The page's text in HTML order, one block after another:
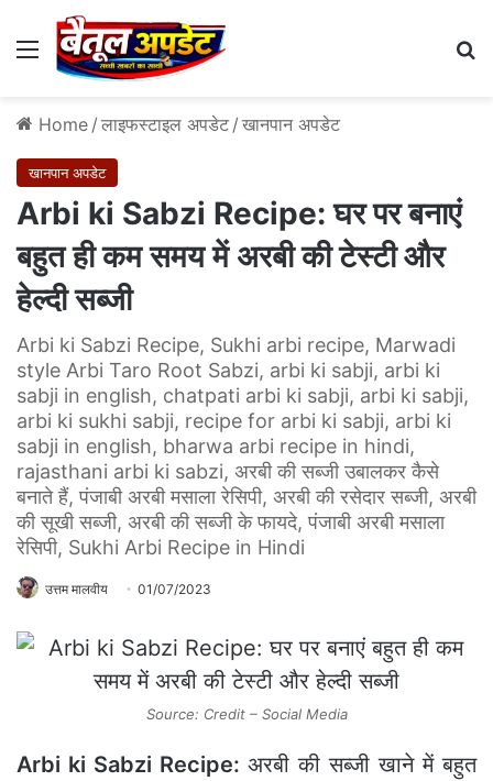
Menu
Home / लाइफस्टाइल अपडेट / खानपान अपडेट
खानपान अपडेट
Arbi ki Sabzi Recipe: घर पर बनाएं
बहुत ही कम समय में अरबी की टेस्‍टी और
हेल्‍दी सब्‍जी
Arbi ki Sabzi Recipe, Sukhi arbi recipe, Marwadi
style Arbi Taro Root Sabzi, arbi ki sabji, arbi ki
sabji in english, chatpati arbi ki sabji, arbi ki sabji,
arbi ki sukhi sabji, recipe for arbi ki sabji, arbi ki
sabji in english, bharwa arbi recipe in hindi,
rajasthani arbi ki sabzi, अरबी की सब्जी उबालकर कैसे
बनाते हैं, पंजाबी अरबी मसाला रेसिपी, अरबी की रसेदार सब्जी, अरबी
की सूखी सब्जी, अरबी की सब्जी के फायदे, पंजाबी अरबी मसाला
रेसिपी, Sukhi Arbi Recipe in Hindi
उत्तम मालवीय 01/07/2023
Source: Credit – Social Media
Arbi ki Sabzi Recipe: अरबी की सब्जी खाने में बहुत